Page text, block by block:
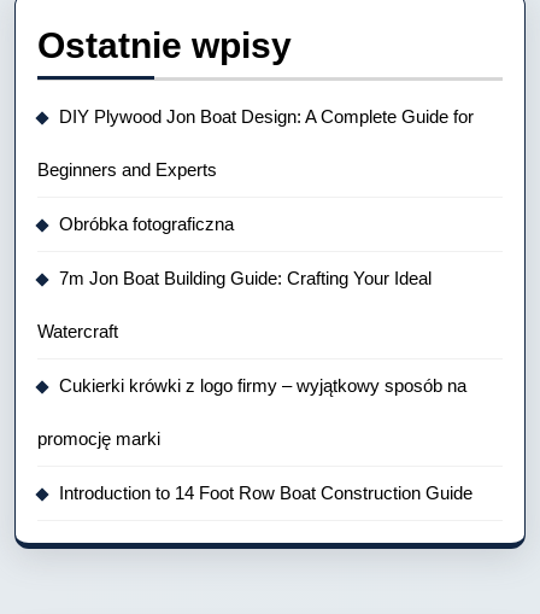
Ostatnie wpisy
DIY Plywood Jon Boat Design: A Complete Guide for
Beginners and Experts
Obróbka fotograficzna
7m Jon Boat Building Guide: Crafting Your Ideal
Watercraft
Cukierki krówki z logo firmy – wyjątkowy sposób na
promocję marki
Introduction to 14 Foot Row Boat Construction Guide